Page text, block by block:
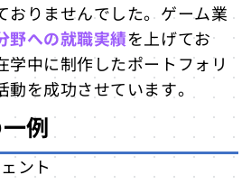
おりませんでした。ゲーム業
野への就職実績を上げてお
学中に制作したポートフォリ
を成功させています。
例
ント